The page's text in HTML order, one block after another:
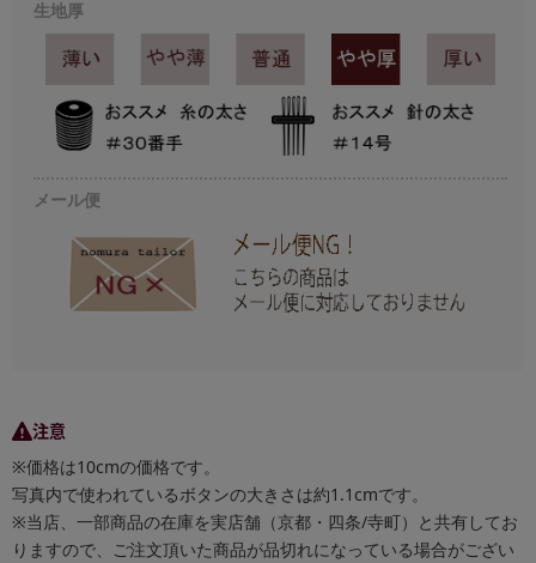
生地厚
メール便
注意
※価格は10cmの価格です。
写真内で使われているボタンの大きさは約1.1cmです。
※当店、一部商品の在庫を実店舗（京都・四条/寺町）と共有してお
りますので、ご注文頂いた商品が品切れになっている場合がござい